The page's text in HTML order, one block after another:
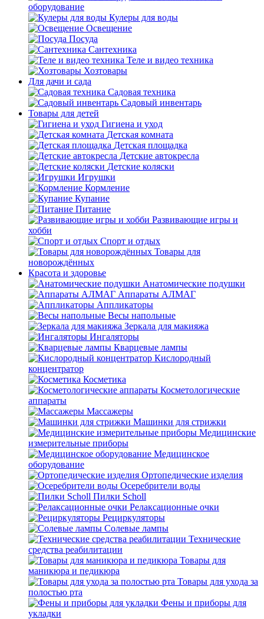
оборудование
Кулеры для воды
Освещение
Посуда
Сантехника
Теле и видео техника
Хозтовары
Для дачи и сада
Садовая техника
Садовый инвентарь
Товары для детей
Гигиена и уход
Детская комната
Детская площадка
Детские автокресла
Детские коляски
Игрушки
Кормление
Купание
Питание
Развивающие игры и
хобби
Спорт и отдых
Товары для
новорождённых
Красота и здоровье
Анатомические подушки
Аппараты АЛМАГ
Аппликаторы
Весы напольные
Зеркала для макияжа
Ингаляторы
Кварцевые лампы
Кислородный
концентратор
Косметика
Косметологические
аппараты
Массажеры
Машинки для стрижки
Медицинские
измерительные приборы
Медицинское
оборудование
Ортопедические изделия
Осеребрители воды
Пилки Scholl
Релаксационные очки
Рециркуляторы
Солевые лампы
Технические
средства реабилитации
Товары для
маникюра и педикюра
Товары для ухода за
полостью рта
Фены и приборы для
укладки